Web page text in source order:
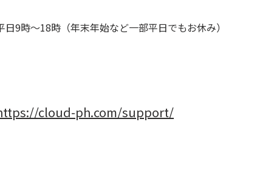
日9時～18時（年末年始など一部平日でもお休み）
cloud-ph.com/support/